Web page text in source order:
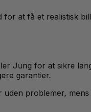
at få et realistisk
Jung for at sikre
garantier.
uden problemer,